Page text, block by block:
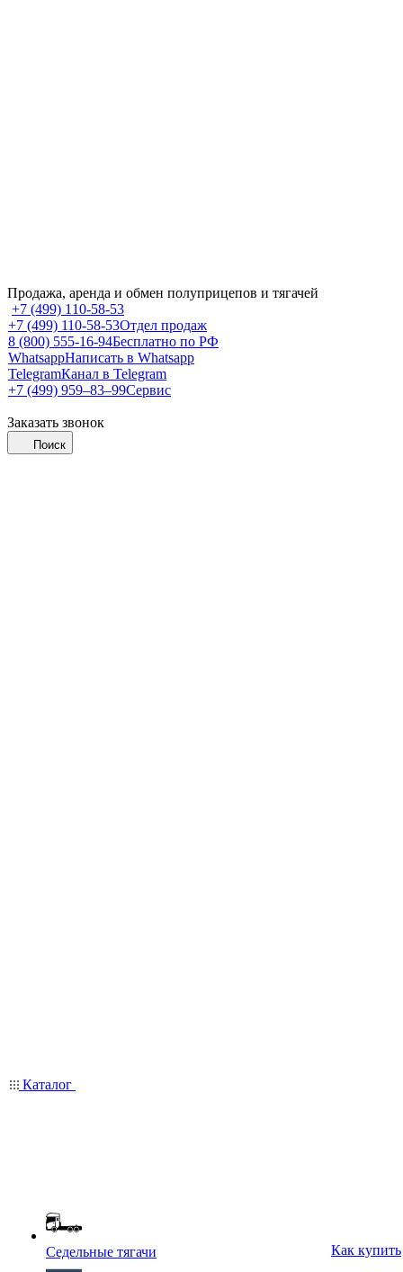
Продажа, аренда и обмен полуприцепов и тягачей
+7 (499) 110-58-53
+7 (499) 110-58-53Отдел продаж
8 (800) 555-16-94Бесплатно по РФ
WhatsappНаписать в Whatsapp
TelegramКанал в Telegram
+7 (499) 959‒83‒99Сервис
Заказать звонок
Поиск
Каталог
Седельные тягачи
Как купить